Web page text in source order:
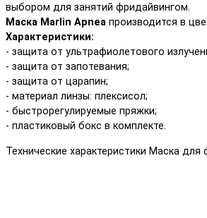
выбором для занятий фридайвингом.
Маска Marlin Apnea производится в
Характеристики:
- защита от ультрафиолетового
- защита от запотевания;
- защита от царапин;
- материал линзы: плексисол;
- быстрорегулируемые пряжки;
- пластиковый бокс в комплекте.
Технические характеристики Маска для